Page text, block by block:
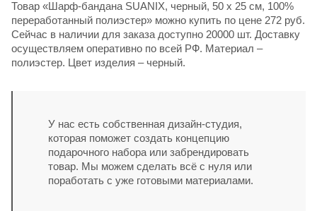
Товар «Шарф-бандана SUANIX, черный, 50 x 25 см, 100%
переработанный полиэстер» можно купить по цене 272 руб.
Сейчас в наличии для заказа доступно 20000 шт. Доставку
осуществляем оперативно по всей РФ. Материал –
полиэстер. Цвет изделия – черный.
У нас есть собственная дизайн-студия,
которая поможет создать концепцию
подарочного набора или забрендировать
товар. Мы можем сделать всё с нуля или
поработать с уже готовыми материалами.